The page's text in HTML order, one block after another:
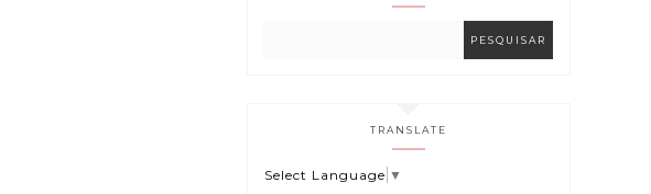
TRANSLATE
Select Language ▼